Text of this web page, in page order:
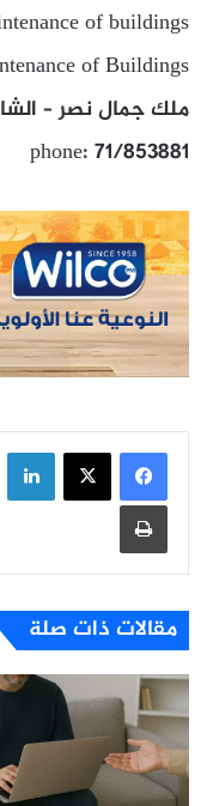
of buildings
of Buildings
ملك جمال نصر –
phone: 71/853881
طباعة
مقالات ذات صلة